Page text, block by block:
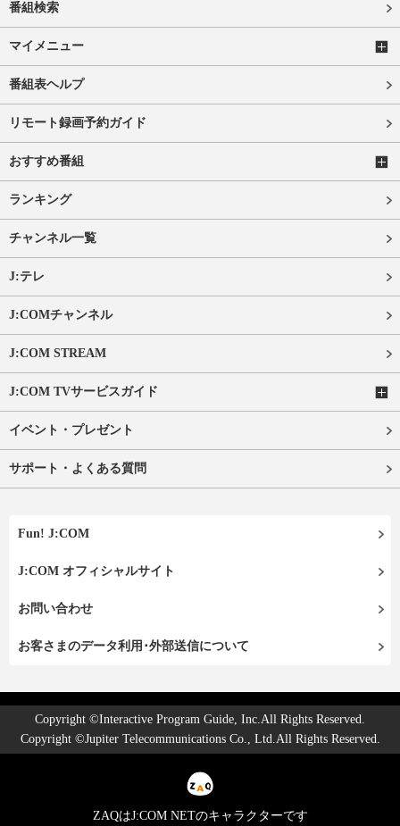
番組検索
マイメニュー
番組表ヘルプ
リモート録画予約ガイド
おすすめ番組
ランキング
チャンネル一覧
J:テレ
J:COMチャンネル
J:COM STREAM
J:COM TVサービスガイド
イベント・プレゼント
サポート・よくある質問
Fun! J:COM
J:COM オフィシャルサイト
お問い合わせ
お客さまのデータ利用･外部送信について
Copyright ©Interactive Program Guide, Inc.All Rights Reserved.
Copyright ©Jupiter Telecommunications Co., Ltd.All Rights Reserved.
ZAQはJ:COM NETのキャラクターです